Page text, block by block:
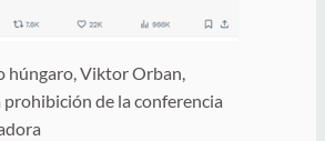
húngaro, Viktor Orban,
prohibición de la conferencia